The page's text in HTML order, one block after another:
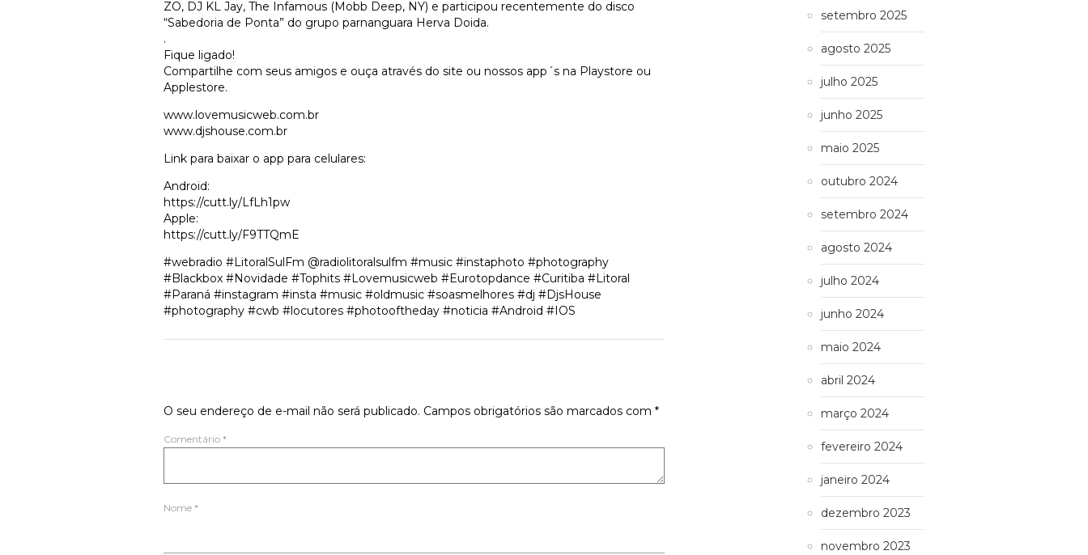
ZO, DJ KL Jay, The Infamous (Mobb Deep, NY) e participou recentemente do disco
“Sabedoria de Ponta” do grupo parnanguara Herva Doida.
.
Fique ligado!
Compartilhe com seus amigos e ouça através do site ou nossos app´s na Playstore ou
Applestore.
www.lovemusicweb.com.br
www.djshouse.com.br
Link para baixar o app para celulares:
Android:
https://cutt.ly/LfLh1pw
Apple:
https://cutt.ly/F9TTQmE
#webradio #LitoralSulFm @radiolitoralsulfm #music #instaphoto #photography
#Blackbox #Novidade #Tophits #Lovemusicweb #Eurotopdance #Curitiba #Litoral
#Paraná #instagram #insta #music #oldmusic #soasmelhores #dj #DjsHouse
#photography #cwb #locutores #photooftheday #noticia #Android #IOS
O seu endereço de e-mail não será publicado. Campos obrigatórios são marcados com *
Comentário *
Nome *
setembro 2025
agosto 2025
julho 2025
junho 2025
maio 2025
outubro 2024
setembro 2024
agosto 2024
julho 2024
junho 2024
maio 2024
abril 2024
março 2024
fevereiro 2024
janeiro 2024
dezembro 2023
novembro 2023